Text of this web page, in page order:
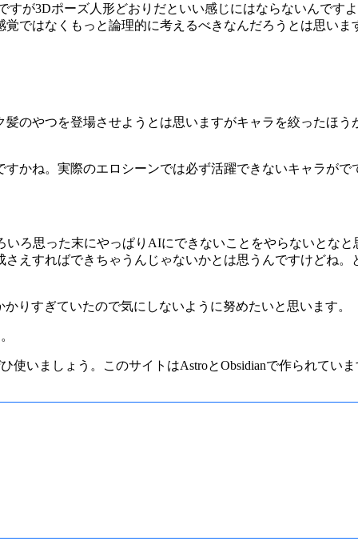
が3Dポーズ人形どおりだといい感じにはならないんです
ではなくもっと論理的に考えるべきなんだろうとは思いま
のやつを登場させようとは思いますがキャラを絞ったほ
かね。実際のエロシーンでは必ず活躍できないキャラがで
ろ思った末にやっぱりAIにできないことをやらないとな
えすればできちゃうんじゃないかとは思うんですけどね
りすぎていたので気にしないように努めたいと思います。
使いましょう。このサイトはAstroとObsidianで作られてい